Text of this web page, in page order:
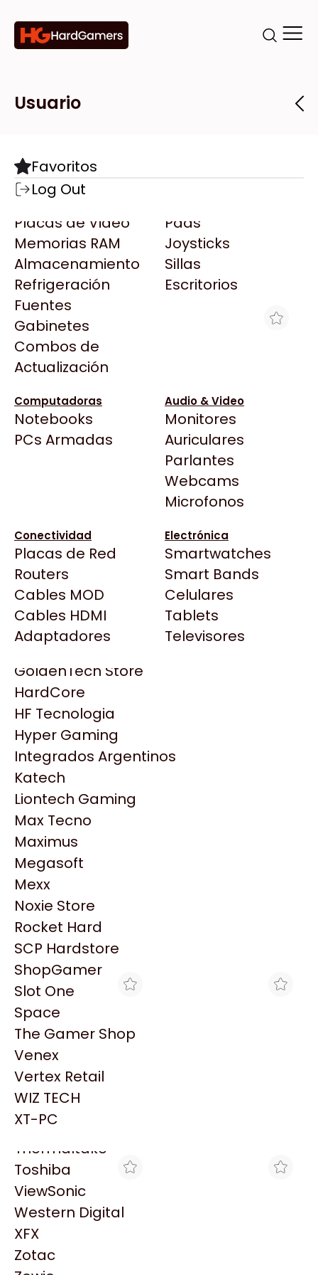
Categorías
Componentes
Motherboards
Microprocesadores
Placas de Video
Memorias RAM
Almacenamiento
Refrigeración
Fuentes
Gabinetes
Combos de
Actualización
Pads
Joysticks
Sillas
Escritorios
Computadoras
Notebooks
PCs Armadas
Audio & Video
Monitores
Auriculares
Parlantes
Webcams
Microfonos
Conectividad
Placas de Red
Routers
Cables MOD
Cables HDMI
Adaptadores
Electrónica
Smartwatches
Smart Bands
Celulares
Tablets
Televisores
Marcas
Todas las Marcas
AMD
AULA
Acer
Adata
AeroCool
Antec
Arkham
Asrock
BenQ
CX
Cooler Master
Deepcool
Dell
EVGA
Gamemax
Genesis
Genius
HP
HyperX
INNO3D
Intel
Kingston
Lenovo
Logitech
MSI
NVIDIA GeForce
NZXT
PNY
Palit
Philips
PowerColor
Razer
Redragon
Samsung
Sandisk
Sapphire
Seagate
Sentey
Solarmax
Thermaltake
Toshiba
ViewSonic
Western Digital
XFX
Zotac
Tiendas
Destacadas
Todas las Tiendas
Click Gaming
Compufan Store
Dinobyte
Full H4rd
Gaming City
Gezatek
GoldenTech Store
HardCore
HF Tecnologia
Hyper Gaming
Integrados Argentinos
Katech
Liontech Gaming
Max Tecno
Maximus
Megasoft
Mexx
Noxie Store
Rocket Hard
SCP Hardstore
ShopGamer
Slot One
Space
The Gamer Shop
Venex
Vertex Retail
WIZ TECH
XT-PC
Usuario
Favoritos
Log Out
MOTHERBOARD GIGABYTE A520M
S2H ULTRA DURABLE AM4 DDR4
$122.602
Ver producto en la página de Gaming Point
Productos
Similares
Explorá más productos similares
BRACATECH
MOTHERBOARD
ULTRA DURABLE AM4
$115.952